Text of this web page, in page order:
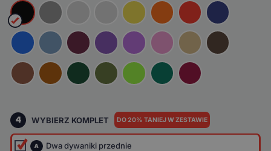
4 WYBIERZ KOMPLET DO 20% TANIEJ W ZESTAWIE
A Dwa dywaniki przednie